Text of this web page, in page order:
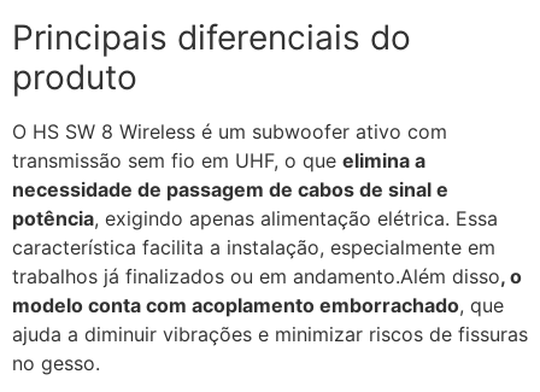
Principais diferenciais do
produto
O HS SW 8 Wireless é um subwoofer ativo com
transmissão sem fio em UHF, o que elimina a
necessidade de passagem de cabos de sinal e
potência, exigindo apenas alimentação elétrica. Essa
característica facilita a instalação, especialmente em
trabalhos já finalizados ou em andamento.Além disso, o
modelo conta com acoplamento emborrachado, que
ajuda a diminuir vibrações e minimizar riscos de fissuras
no gesso.